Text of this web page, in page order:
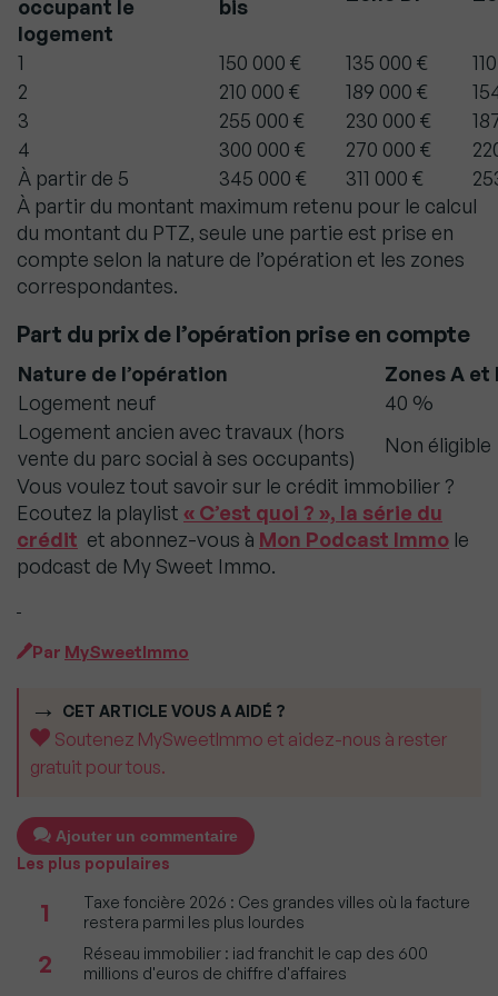
occupant le
logement
bis
1 150 000 € 135 000 €
2
210 000 € 189 000 €
3
255 000 € 230 000 €
4
300 000 € 270 000 €
À partir de 5
345 000 € 311 000 €
À partir du montant maximum retenu pour le calcul
du montant du PTZ, seule une partie est prise en
compte selon la nature de l’opération et les zones
correspondantes.
Part du prix de l’opération prise en compte
Nature de l’opération
Zones A et
Logement neuf
40 %
Logement ancien avec travaux (hors
vente du parc social à ses occupants)
Non éligible
Vous voulez tout savoir sur le crédit immobilier ?
Ecoutez la playlist « C’est quoi ? », la série du
crédit et abonnez-vous à Mon Podcast Immo le
podcast de My Sweet Immo.
Par MySweetImmo
CET ARTICLE VOUS A AIDÉ ?
Soutenez MySweetImmo et aidez-nous à rester
gratuit pour tous.
Ajouter un commentaire
Les plus populaires
1
Taxe foncière 2026 : Ces grandes villes où la facture
restera parmi les plus lourdes
2
Réseau immobilier : iad franchit le cap des 600
millions d'euros de chiffre d'affaires